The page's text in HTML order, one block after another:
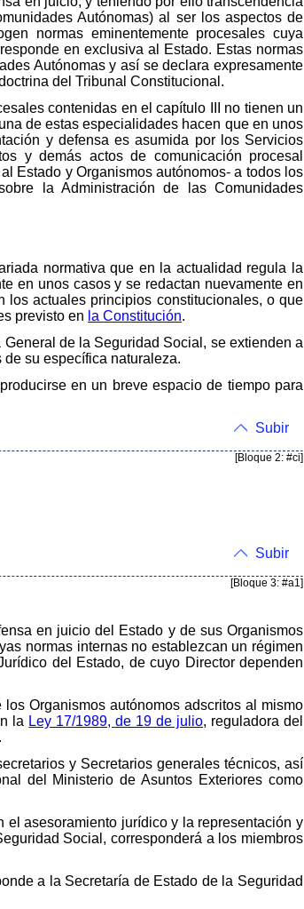
Autónomas) al ser los aspectos de
normas eminentemente procesales cuya
en exclusiva al Estado. Estas normas
Autónomas y así se declara expresamente
del Tribunal Constitucional.
contenidas en el capítulo III no tienen un
de estas especialidades hacen que en unos
y defensa es asumida por los Servicios
y demás actos de comunicación procesal
Estado y Organismos autónomos- a todos los
la Administración de las Comunidades
normativa que en la actualidad regula la
en unos casos y se redactan nuevamente en
los actuales principios constitucionales, o que
previsto en la Constitución.
de la Seguridad Social, se extienden a
su específica naturaleza.
en un breve espacio de tiempo para
Subir
[Bloque 2: #ci]
Subir
[Bloque 3: #a1]
en juicio del Estado y de sus Organismos
normas internas no establezcan un régimen
del Estado, de cuyo Director dependen
Organismos autónomos adscritos al mismo
la Ley 17/1989, de 19 de julio, reguladora del
y Secretarios generales técnicos, así
del Ministerio de Asuntos Exteriores como
asesoramiento jurídico y la representación y
Social, corresponderá a los miembros
a la Secretaría de Estado de la Seguridad